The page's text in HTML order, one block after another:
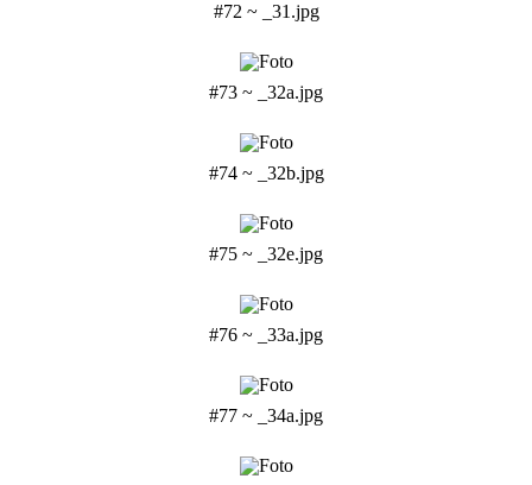
#72 ~ _31.jpg
#73 ~ _32a.jpg
#74 ~ _32b.jpg
#75 ~ _32e.jpg
#76 ~ _33a.jpg
#77 ~ _34a.jpg